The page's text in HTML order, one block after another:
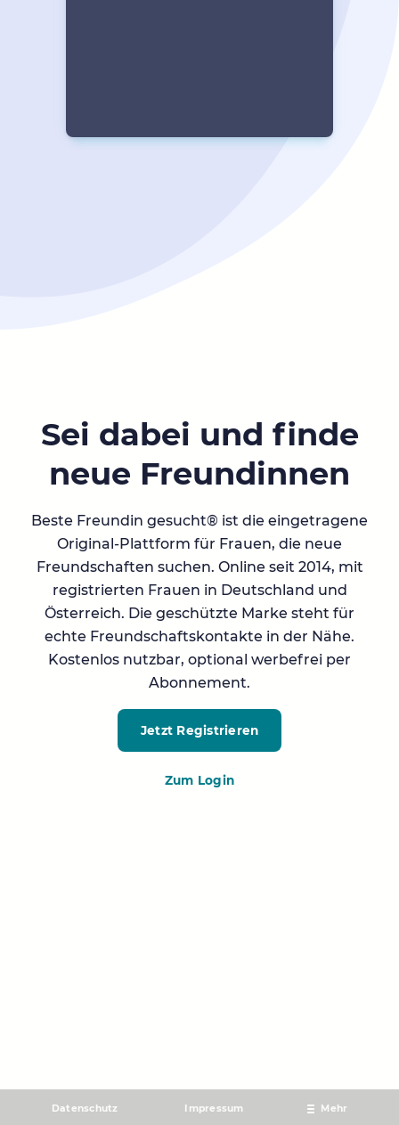
Sei dabei und finde
neue Freundinnen
Beste Freundin gesucht® ist die eingetragene
Original-Plattform für Frauen, die neue
Freundschaften suchen. Online seit 2014, mit
registrierten Frauen in Deutschland und
Österreich. Die geschützte Marke steht für
echte Freundschaftskontakte in der Nähe.
Kostenlos nutzbar, optional werbefrei per
Abonnement.
Jetzt Registrieren
Zum Login
Datenschutz Impressum Mehr